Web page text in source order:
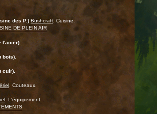
des P.) Bushcraft . Cuisine.
DE PLEIN AIR
l'acier).
bois).
cuir).
. Couteaux.
. L'équipement.